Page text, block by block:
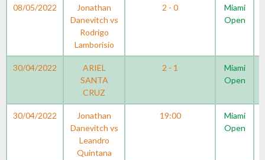
08/05/2022
Jonathan
Danevitch vs
Rodrigo
Lamborisio
2 - 0
Miami
Open
30/04/2022
ARIEL
SANTA
CRUZ
2 - 1
Miami
Open
30/04/2022
Jonathan
Danevitch vs
Leandro
Quintana
19:00
Miami
Open